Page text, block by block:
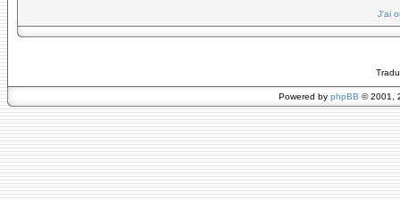
J'ai
Powered by phpBB © 2001,